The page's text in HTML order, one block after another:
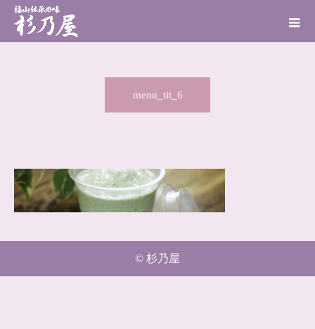
menu_tit_6
© 杉乃屋